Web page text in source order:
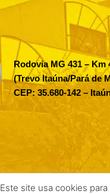
Rodovia MG 431 – Km
(Trevo Itaúna/Pará de
CEP: 35.680-142 –
Este site usa cookies